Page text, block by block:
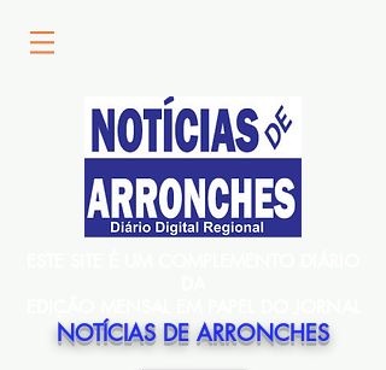
NOTÍCIAS DE ARRONCHES